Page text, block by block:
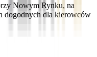
Nowym Rynku, na
dogodnych dla kierowców